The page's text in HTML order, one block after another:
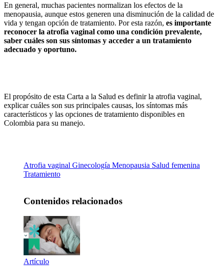
En general, muchas pacientes normalizan los efectos de la
menopausia, aunque estos generen una disminución de la calidad de
vida y tengan opción de tratamiento. Por esta razón, es importante
reconocer la atrofia vaginal como una condición prevalente,
saber cuáles son sus síntomas y acceder a un tratamiento
adecuado y oportuno.
El propósito de esta Carta a la Salud es definir la atrofia vaginal,
explicar cuáles son sus principales causas, los síntomas más
característicos y las opciones de tratamiento disponibles en
Colombia para su manejo.
Atrofia vaginal Ginecología Menopausia Salud femenina
Tratamiento
Contenidos relacionados
Artículo